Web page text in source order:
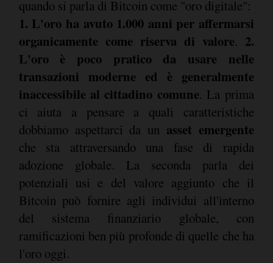
quando si parla di Bitcoin come "oro digitale":
1. L'oro ha avuto 1.000 anni per affermarsi
organicamente come riserva di valore. 2.
L'oro è poco pratico da usare nelle
transazioni moderne ed è generalmente
inaccessibile al cittadino comune. La prima
ci aiuta a pensare a quali caratteristiche
dobbiamo aspettarci da un asset emergente
che sta attraversando una fase di rapida
adozione globale. La seconda parla dei
potenziali usi e del valore aggiunto che il
Bitcoin può fornire agli individui all'interno
del sistema finanziario globale, con
ramificazioni ben più profonde di quelle che ha
l'oro oggi.